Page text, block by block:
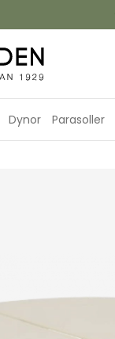
Dynor Parasoller